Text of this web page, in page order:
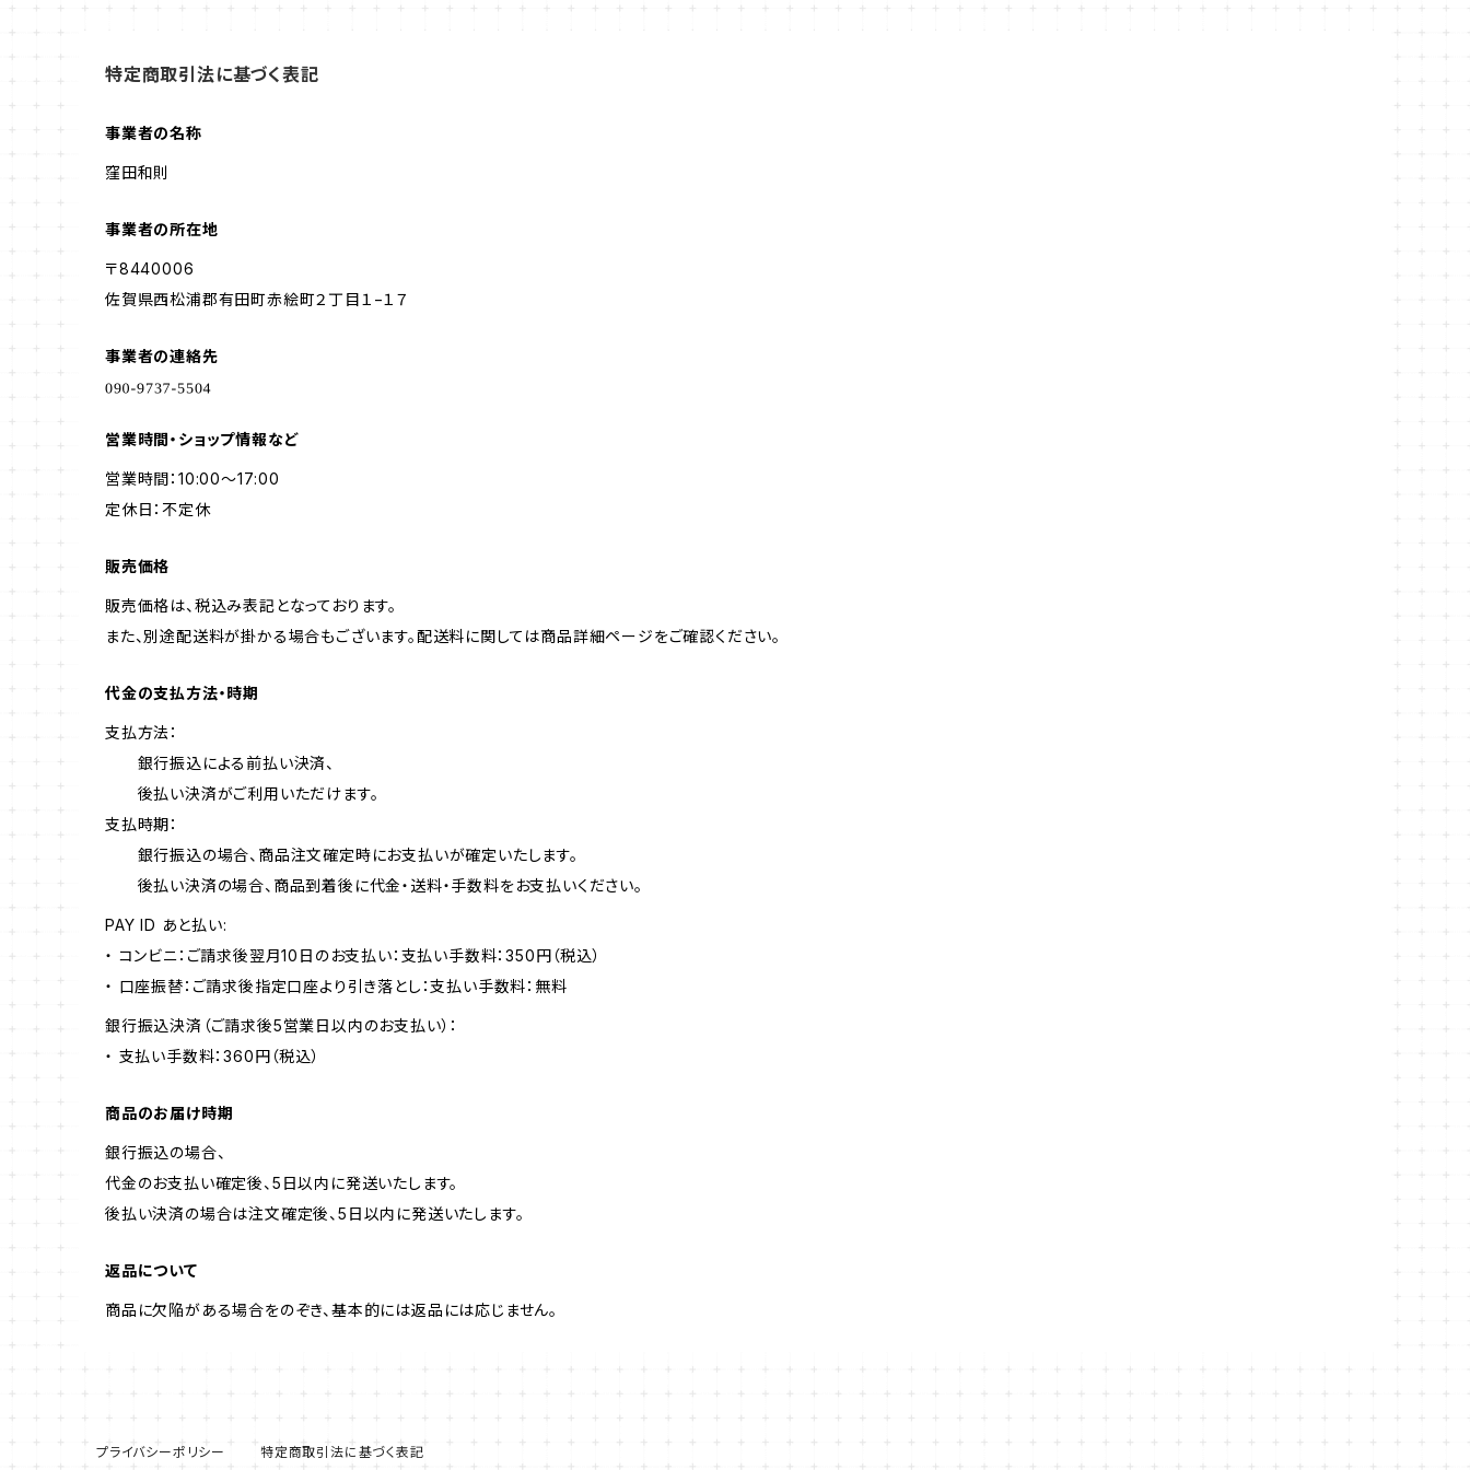
特定商取引法に基づく表記
事業者の名称
窪田和則
事業者の所在地
〒8440006
佐賀県西松浦郡有田町赤絵町２丁目１−１７
事業者の連絡先
営業時間・ショップ情報など
営業時間：10:00～17:00
定休日：不定休
販売価格
販売価格は、税込み表記となっております。
また、別途配送料が掛かる場合もございます。配送料に関しては商品詳細ページをご確認ください。
代金の支払方法・時期
支払方法：
銀行振込による前払い決済、
後払い決済がご利用いただけます。
支払時期：
銀行振込の場合、商品注文確定時にお支払いが確定いたします。
後払い決済の場合、商品到着後に代金・送料・手数料をお支払いください。
PAY ID あと払い:
・ コンビニ：ご請求後翌月10日のお支払い：支払い手数料：350円（税込）
・ 口座振替：ご請求後指定口座より引き落とし：支払い手数料：無料
銀行振込決済（ご請求後5営業日以内のお支払い）：
・ 支払い手数料：360円（税込）
商品のお届け時期
銀行振込の場合、
代金のお支払い確定後、5日以内に発送いたします。
後払い決済の場合は注文確定後、5日以内に発送いたします。
返品について
商品に欠陥がある場合をのぞき、基本的には返品には応じません。
プライバシーポリシー 特定商取引法に基づく表記